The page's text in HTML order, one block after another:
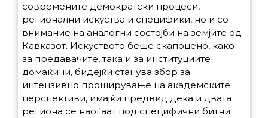
современите демократски процеси,
регионални искуства и специфики, но и со
внимание на аналогни состојби на земјите од
Кавказот. Искуството беше скапоцено, како
за предавачите, така и за институциите
домаќини, бидејќи станува збор за
интензивно проширување на академските
перспективи, имајќи предвид дека и двата
региона се наоѓаат под специфични битни